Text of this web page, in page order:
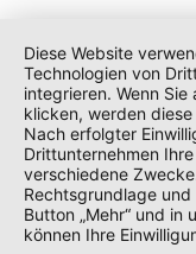
Diese Website
Technologien von
integrieren. Wenn Sie
klicken, werden
Nach erfolgter
Drittunternehmen
verschiedene
Rechtsgrundlage
Button „Mehr“ und in
können Ihre